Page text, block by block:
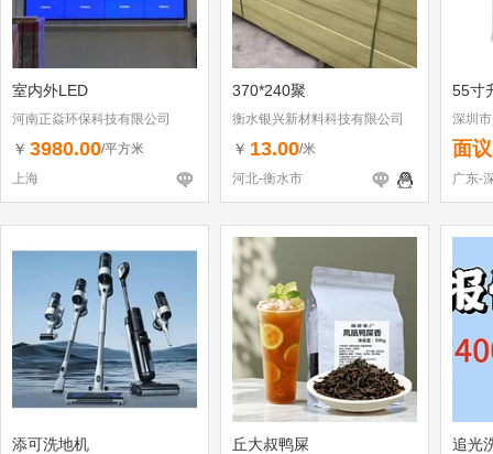
室内外LED
河南正焱环保科技有限公司
￥ 3980.00/平方米
上海
370*240聚
衡水银兴新材料科技有限公司
￥ 13.00/米
河北-衡水市
55寸
深圳
面议
广东-
添可洗地机 丘大叔鸭屎 追光